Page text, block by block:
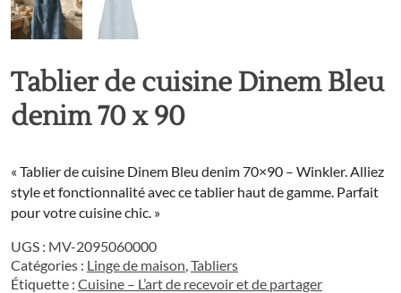
Tablier de cuisine Dinem Bleu
denim 70 x 90
« Tablier de cuisine Dinem Bleu denim 70×90 – Winkler. Alliez
style et fonctionnalité avec ce tablier haut de gamme. Parfait
pour votre cuisine chic. »
UGS : MV-2095060000
Catégories : Linge de maison,Tabliers
Étiquette : Cuisine – L’art de recevoir et de partager